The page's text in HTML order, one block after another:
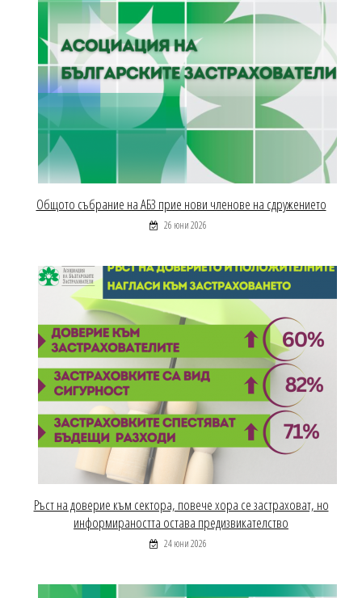
Общото събрание на АБЗ прие нови членове на сдружението
26 юни 2026
Ръст на доверие към сектора, повече хора се застраховат, но
информираността остава предизвикателство
24 юни 2026